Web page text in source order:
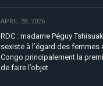
APRIL 28, 2026
RDC : madame Péguy
sexiste à l’égard des femmes
Congo principalement la
de faire l’objet